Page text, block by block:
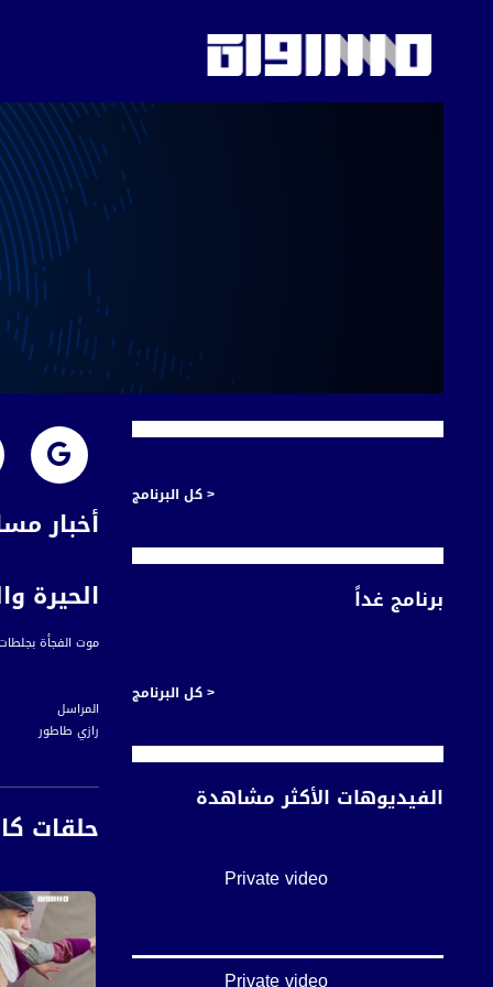
أخبار
الحيرة
موت الفجأة
المراسل
رازي طاطور
رغمَ نَفيِّ الأطباءَ
فَقَدَ المُجتمعُ
أسماء المتحدثين:
حلقات
< كل البرنامج
برنامج غداً
< كل البرنامج
الفيديوهات الأكثر مشاهدة
Private video